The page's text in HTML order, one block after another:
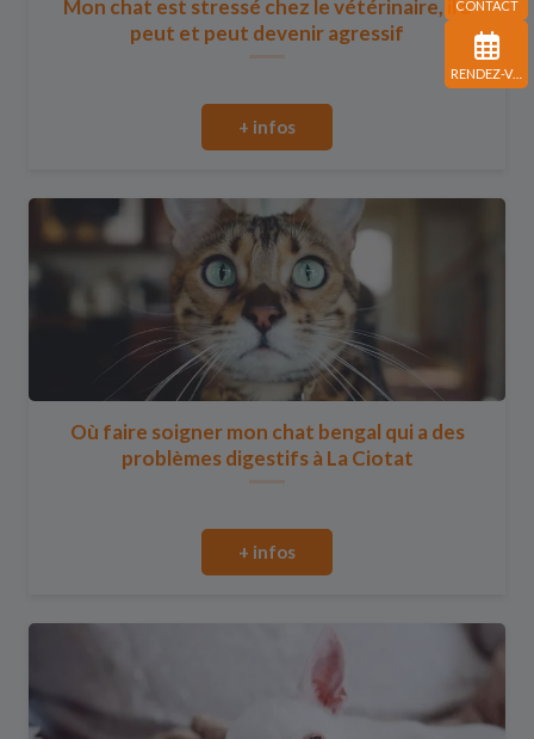
CONTACT
RENDEZ-VOUS
Mon chat est stressé chez le vétérinaire, il a
peut et peut devenir agressif
+ infos
Où faire soigner mon chat bengal qui a des
problèmes digestifs à La Ciotat
+ infos